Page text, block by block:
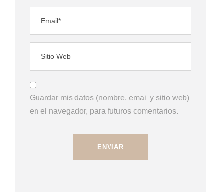
Guardar mis datos (nombre, email y sitio web)
en el navegador, para futuros comentarios.